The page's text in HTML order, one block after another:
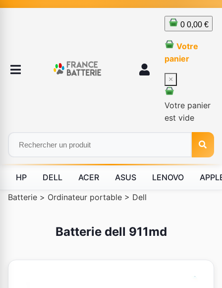
0 0,00 €
Votre
panier
×
Votre panier
est vide
HP DELL ACER ASUS LENOVO
Batterie > Ordinateur portable > Dell
Batterie dell 911md